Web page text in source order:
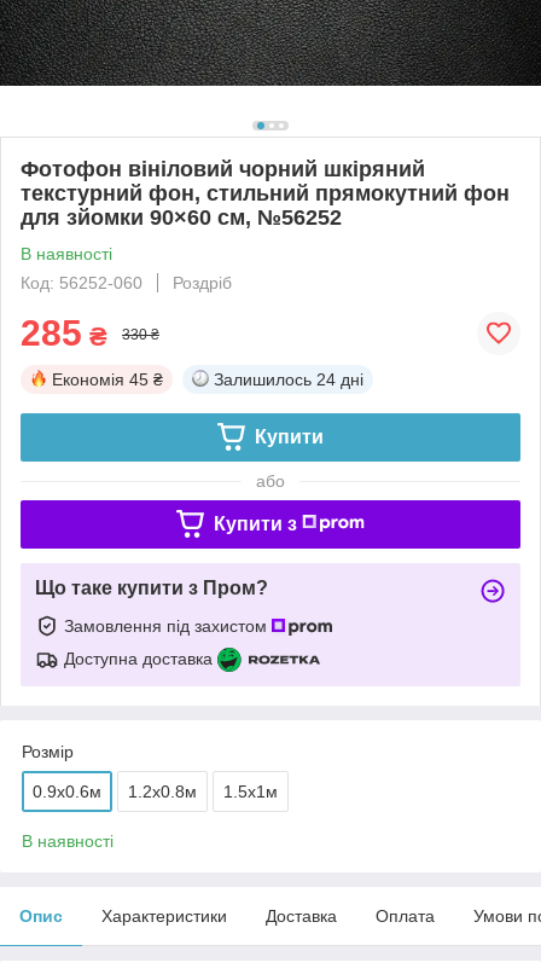
Фотофон вініловий чорний шкіряний
текстурний фон, стильний прямокутний фон
для зйомки 90×60 см, №56252
В наявності
Код: 56252-060
Роздріб
285 ₴ 330 ₴
Економія 45 ₴ Залишилось 24 дні
Купити
або
Купити з
Що таке купити з Пром?
Замовлення під захистом
Доступна доставка
Розмір
0.9х0.6м 1.2х0.8м 1.5х1м
В наявності
Опис Характеристики Доставка Оплата Умови